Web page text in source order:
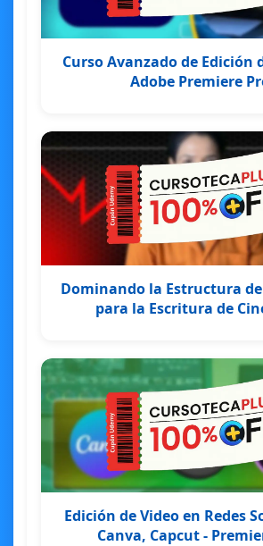
Curso Avanzado de Edición
Adobe Premiere
Dominando la Estructura
para la Escritura de
Edición de Video en Redes
Canva, Capcut -